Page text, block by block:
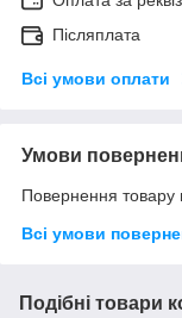
Післяплата
Всі умови оплати
Умови
Повернення товару
Всі умови
Подібні товари